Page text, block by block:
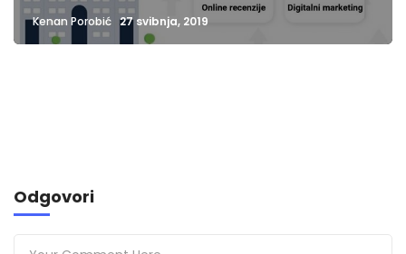
Kenan Porobić 27 svibnja, 2019
Odgovori